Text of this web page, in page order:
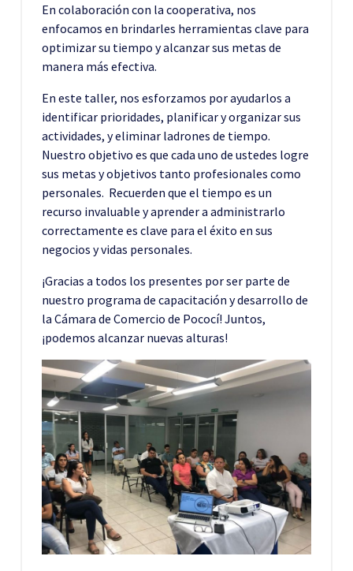
En colaboración con la cooperativa, nos
enfocamos en brindarles herramientas clave para
optimizar su tiempo y alcanzar sus metas de
manera más efectiva.
En este taller, nos esforzamos por ayudarlos a
identificar prioridades, planificar y organizar sus
actividades, y eliminar ladrones de tiempo.
Nuestro objetivo es que cada uno de ustedes logre
sus metas y objetivos tanto profesionales como
personales. Recuerden que el tiempo es un
recurso invaluable y aprender a administrarlo
correctamente es clave para el éxito en sus
negocios y vidas personales.
¡Gracias a todos los presentes por ser parte de
nuestro programa de capacitación y desarrollo de
la Cámara de Comercio de Pococí! Juntos,
¡podemos alcanzar nuevas alturas!